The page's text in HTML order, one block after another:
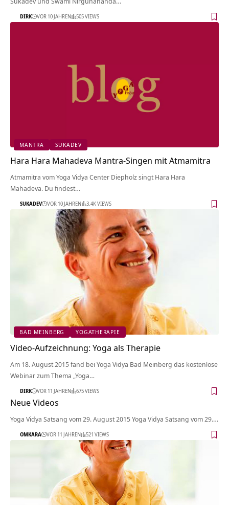
DIRK VOR 10 JAHREN 505 VIEWS
MANTRA SUKADEV
Hara Hara Mahadeva Mantra-Singen mit Atmamitra
Atmamitra vom Yoga Vidya Center Diepholz singt Hara Hara
Mahadeva. Du findest…
SUKADEV VOR 10 JAHREN 3.4K VIEWS
BAD MEINBERG YOGATHERAPIE
Video-Aufzeichnung: Yoga als Therapie
Am 18. August 2015 fand bei Yoga Vidya Bad Meinberg das kostenlose
Webinar zum Thema „Yoga…
DIRK VOR 11 JAHREN 675 VIEWS
Neue Videos
Yoga Vidya Satsang vom 29. August 2015 Yoga Vidya Satsang vom 29.…
OMKARA VOR 11 JAHREN 521 VIEWS